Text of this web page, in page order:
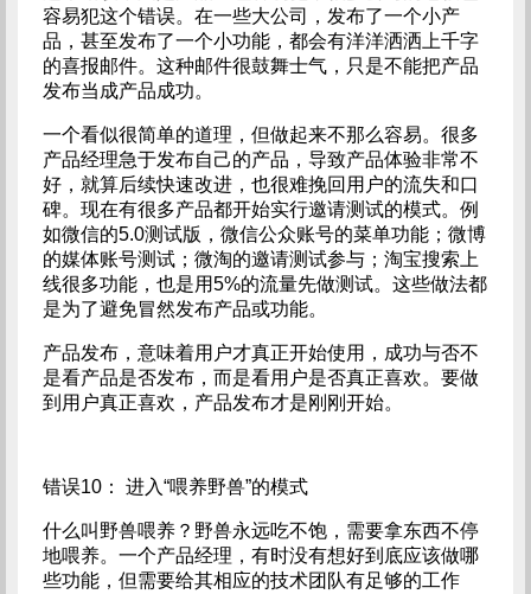
容易犯这个错误。在一些大公司，发布了一个小产
品，甚至发布了一个小功能，都会有洋洋洒洒上千字
的喜报邮件。这种邮件很鼓舞士气，只是不能把产品
发布当成产品成功。
一个看似很简单的道理，但做起来不那么容易。很多
产品经理急于发布自己的产品，导致产品体验非常不
好，就算后续快速改进，也很难挽回用户的流失和口
碑。现在有很多产品都开始实行邀请测试的模式。例
如微信的5.0测试版，微信公众账号的菜单功能；微博
的媒体账号测试；微淘的邀请测试参与；淘宝搜索上
线很多功能，也是用5%的流量先做测试。这些做法都
是为了避免冒然发布产品或功能。
产品发布，意味着用户才真正开始使用，成功与否不
是看产品是否发布，而是看用户是否真正喜欢。要做
到用户真正喜欢，产品发布才是刚刚开始。
错误10： 进入“喂养野兽”的模式
什么叫野兽喂养？野兽永远吃不饱，需要拿东西不停
地喂养。一个产品经理，有时没有想好到底应该做哪
些功能，但需要给其相应的技术团队有足够的工作